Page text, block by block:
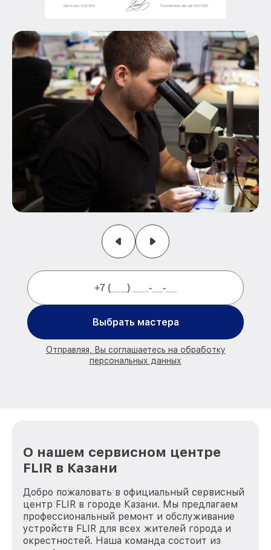
Выбрать мастера
Отправляя, Вы соглашаетесь на обработку
персональных данных
О нашем сервисном центре
FLIR в Казани
Добро пожаловать в официальный сервисный
центр FLIR в городе Казани. Мы предлагаем
профессиональный ремонт и обслуживание
устройств FLIR для всех жителей города и
окрестностей. Наша команда состоит из